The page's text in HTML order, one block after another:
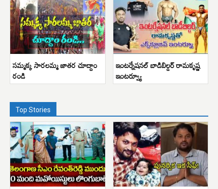
సమ్మక్క సారలమ్మ జాతర చూద్దాం
రండి
ఇంటర్నేషనల్ బాడిబిల్డర్ రామకృష్ణ
ఇంటర్వ్యూ
Top Stories